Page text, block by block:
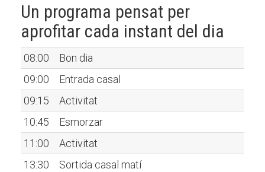
Un programa pensat per
aprofitar cada instant del dia
08:00
Bon dia
09:00
Entrada casal
09:15
Activitat
10:45
Esmorzar
11:00
Activitat
13:30
Sortida casal matí